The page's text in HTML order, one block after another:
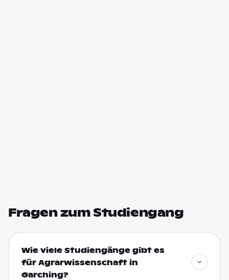
Fragen zum Studiengang
Wie viele Studiengänge gibt es
für Agrarwissenschaft in
Garching?